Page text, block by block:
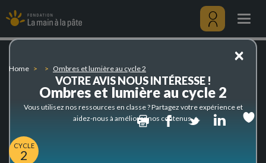
et
lumière
au
to
main
content
Menu
Home Ombres et lumière au cycle 2
Ombres et lumière au cycle 2
PrintFacebook
Twitter
CYCLE
2
×
VOTRE AVIS NOUS INTÉRESSE !
Vous utilisez nos ressources en classe ? Partagez votre expérience et
aidez-nous à améliorer nos contenus.